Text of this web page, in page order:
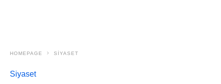
HOMEPAGE SIYASET
Siyaset